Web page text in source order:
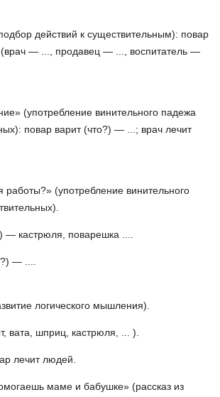
действий к существительным): повар
— ..., продавец — ..., воспитатель —
(употребление винительного падежа
повар варит (что?) — ...; врач лечит
работы?» (употребление винительного
— кастрюля, поварешка ....
— ....
логического мышления).
вата, шприц, кастрюля, ... ).
лечит людей.
маме и бабушке» (рассказ из